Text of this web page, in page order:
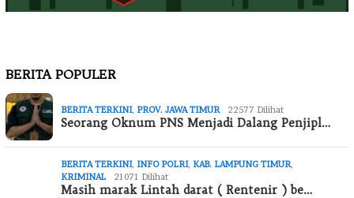
BERITA POPULER
BERITA TERKINI, PROV. JAWA TIMUR 22577 Dilihat
Seorang Oknum PNS Menjadi Dalang Penjipl…
BERITA TERKINI, INFO POLRI, KAB. LAMPUNG TIMUR,
KRIMINAL
21071 Dilihat
Masih marak Lintah darat ( Rentenir ) be…